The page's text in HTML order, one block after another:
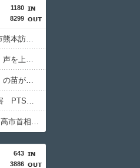
1180
8299
【知ってた速報】サヨク界隈「首相官邸の高市熊本訪問動画にBGMが付いてる！災害利用ガー！」→産経「安倍岸田石破時代も同様。当時は批判なかった」（動画）
【恐怖動画】反高市界隈「高市の取り巻きが、声を上げる被災地のおばちゃんに詰め寄ってるぅ！」→よく聞くと何やらヤバいことを言っていると話題に…
【察し】佐賀のブランドいちご「いちごさん」の苗が何者かに2000株盗まれる
【隠蔽体質】NHK職員が番組出演者から性被害 PTSDと診断、復職時に異動希望かなわず3年余り後にようやく希望部署へ…異動できなかった理由、労組通じ申し入れで調査委設置
【悲報】ナフサ6月ﾂﾑﾂﾑおじこと境野春彦氏、高市首相が憎すぎてとうとう一線を越える（スクショ）
643
3886